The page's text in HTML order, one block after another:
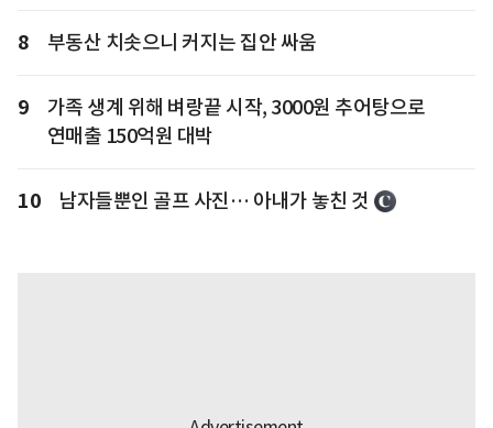
8 부동산 치솟으니 커지는 집안 싸움
9
가족 생계 위해 벼랑끝 시작, 3000원 추어탕으로
연매출 150억원 대박
10 남자들뿐인 골프 사진… 아내가 놓친 것